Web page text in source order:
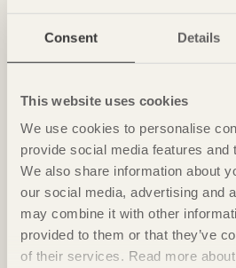
Consent Details
This website uses cookies
We use cookies to personalise
provide social media features and
We also share information about
our social media, advertising and
may combine it with other
provided to them or that they’ve
of their services. Read more
Xinga Li
Xinga Li beslutade sig för att
designintresserad arkitekt med